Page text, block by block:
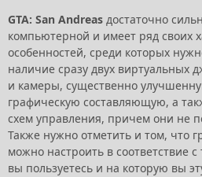
GTA: San Andreas достаточно
компьютерной и имеет ряд своих
особенностей, среди которых
наличие сразу двух виртуальных
и камеры, существенно
графическую составляющую, а
схем управления, причем они не
Также нужно отметить и том, что
можно настроить в соответствие
вы пользуетесь и на которую вы